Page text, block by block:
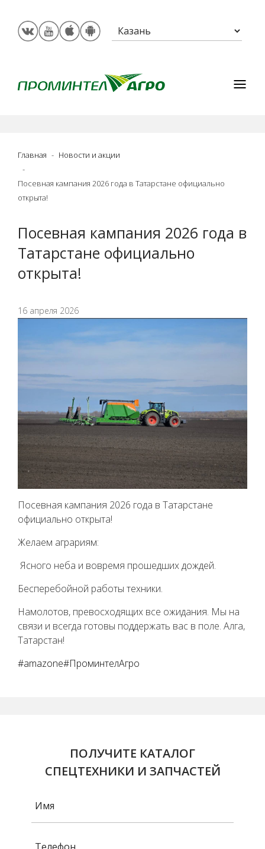
Главная Новости и акции
Посевная кампания 2026 года в Татарстане официально
открыта!
Посевная кампания 2026 года в
Татарстане официально
открыта!
16 апреля 2026
Посевная кампания 2026 года в Татарстане
официально открыта!
Желаем аграриям:
Ясного неба и вовремя прошедших дождей.
Бесперебойной работы техники.
Намолотов, превосходящих все ожидания. Мы на
связи и всегда готовы поддержать вас в поле. Алга,
Татарстан!
#amazone#ПроминтелАгро
ПОЛУЧИТЕ КАТАЛОГ
СПЕЦТЕХНИКИ И ЗАПЧАСТЕЙ